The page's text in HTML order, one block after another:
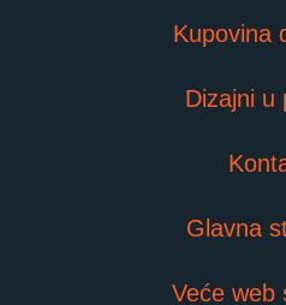
Kupovina
Dizajni u
Glavna
Veće web